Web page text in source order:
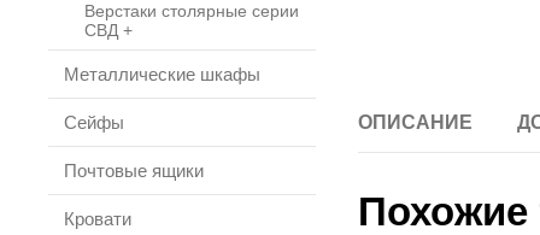
Верстаки столярные серии
СВД +
Металлические шкафы
Сейфы
Почтовые ящики
Кровати
ОПИСАНИЕ